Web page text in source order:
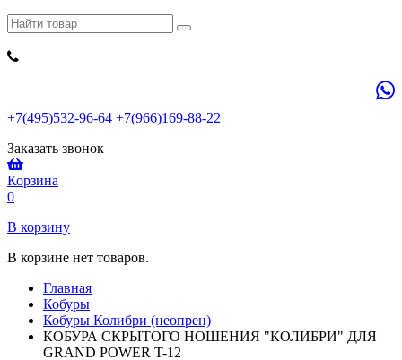
+7(495)532-96-64 +7(966)169-88-22
Заказать звонок
Корзина
0
В корзину
В корзине нет товаров.
Главная
Кобуры
Кобуры Колибри (неопрен)
КОБУРА СКРЫТОГО НОШЕНИЯ "КОЛИБРИ" ДЛЯ
GRAND POWER T-12